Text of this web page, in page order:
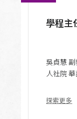
學程主
吳貞慧
人社院
子信箱：
聯絡地
探索更多